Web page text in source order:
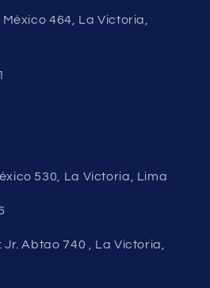
464, La Victoria,
530, La Victoria, Lima
Abtao 740 , La Victoria,